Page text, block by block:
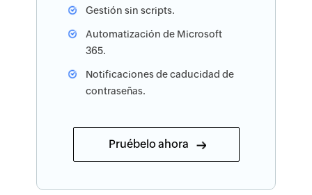
Gestión sin scripts.
Automatización de Microsoft
365.
Notificaciones de caducidad de
contraseñas.
Pruébelo ahora